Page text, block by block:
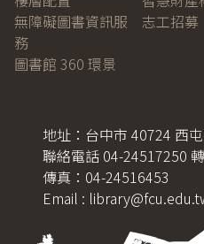
無障礙圖書資訊服
務
圖書館 360 環景
志工招募
地址：台中市 40724 西
聯絡電話 04-24517250
傳真：04-24516453
Email :